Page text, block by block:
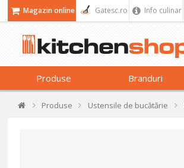
Magazin online Gatesc.ro Info culinar
Produse Branduri
Produse Ustensile de bucătărie